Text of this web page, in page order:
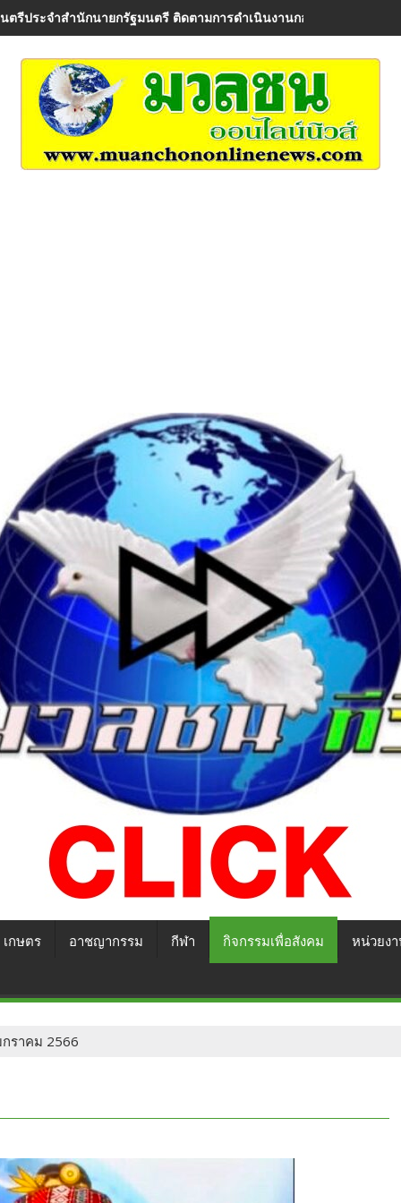
ตรีประจำสำนักนายกรัฐมนตรี ติดตามการดำเนินงานกองทุนหมู่บ้าน พร้
เกษตร อาชญากรรม กีฬา กิจกรรมเพื่อสังคม หน่วยง
กราคม 2566